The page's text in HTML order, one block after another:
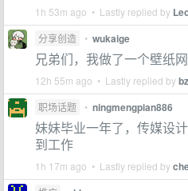
1h 53m ago • Lastly replied by
分享创造 • wukaige
兄弟们，我做了一个壁纸
12h 55m ago • Lastly replied by
职场话题 • ningmengpian886
妹妹毕业一年了，传媒设
到工作
1h 17m ago • Lastly replied by